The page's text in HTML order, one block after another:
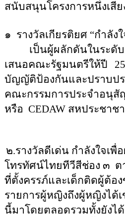
สนับสนุนโครงการหนึ่งเสี
๑ รางวัลเกียรติยศ “กำลัง
เป็นผู้ผลักดันในระดั
เสนอคณะรัฐมนตรีให้ปี
บัญญัติป้องกันและปราบป
คณะกรรมการประจำอนุ
หรือ CEDAW สหประชาช
๒.รางวัลดีเด่น กำลังใจเพื่
โทรทัศน์ไทยทีวีสีช่อง ๓ ต
ที่ตั้งครรภ์และเด็กติดผู้ต้อ
รายการผู้หญิงถึงผู้หญิงได้
นี้มาโดยตลอดรวมทั้งยังไ